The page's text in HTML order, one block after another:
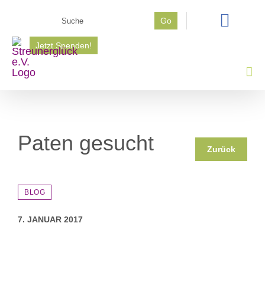
springen
Go
Jetzt Spenden!
Paten gesucht Zurück
BLOG
7. JANUAR 2017